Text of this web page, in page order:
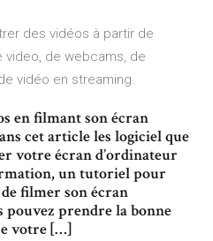
des vidéos à partir de
de webcams, de
vidéo en streaming.
en filmant son écran
cet article les logiciel que
votre écran d’ordinateur
un tutoriel pour
filmer son écran
pouvez prendre la bonne
votre […]